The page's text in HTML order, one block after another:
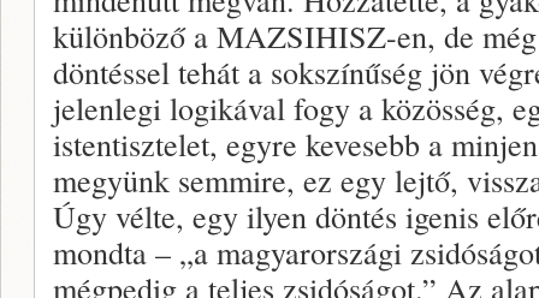
különböző a MAZSIHISZ-en, de
döntéssel tehát a sokszínűség jön
jelenlegi logikával fogy a közösség,
istentisztelet, egyre kevesebb a
megyünk semmire, ez egy lejtő,
Úgy vélte, egy ilyen döntés igenis
mondta – „a magyarországi
mégpedig a teljes zsidóságot.” Az